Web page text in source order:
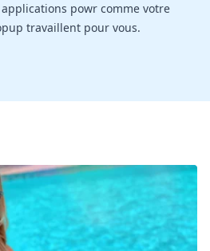
powr comme votre
travaillent pour vous.